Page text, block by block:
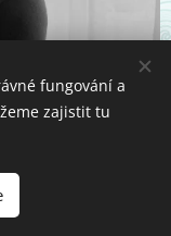
Všechna práva
fungování a
zajistit tu